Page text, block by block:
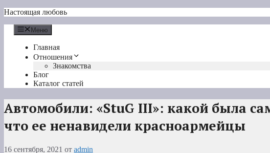
Перейти
содержимому
Настоящая любовь
Меню
Главная
Отношения
Знакомства
Блог
Каталог статей
Автомобили: «StuG III»: какой была
что ее ненавидели красноармейцы
16 сентября, 2021 от admin